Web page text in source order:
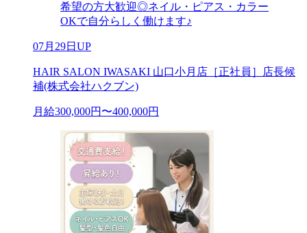
希望の方大歓迎◎ネイル・ピアス・カラー
OKで自分らしく働けます♪
07月29日UP
HAIR SALON IWASAKI 山口小月店［正社員］店長候
補(株式会社ハクブン)
月給300,000円〜400,000円